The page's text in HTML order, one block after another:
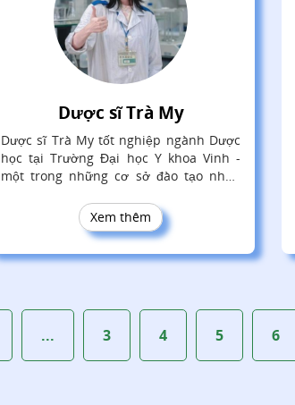
Dược sĩ Trà My
Dược sĩ Trà My tốt nghiệp ngành Dược
học tại Trường Đại học Y khoa Vinh -
một trong những cơ sở đào tạo nhân
chuyên môn được đào tạo bài bản, cô
định hướng phát triển trong lĩnh vực y
Xem thêm
... 3 4 5 6